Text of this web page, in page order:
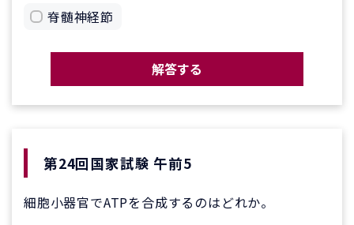
脊髄神経節
解答する
第24回国家試験 午前5
細胞小器官でATPを合成するのはどれか。